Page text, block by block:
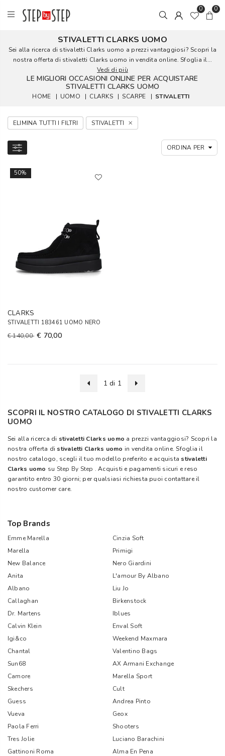
0 0
STIVALETTI CLARKS UOMO
Sei alla ricerca di stivaletti Clarks uomo a prezzi vantaggiosi? Scopri la
nostra offerta di stivaletti Clarks uomo in vendita online. Sfoglia il...
Vedi di più
LE MIGLIORI OCCASIONI ONLINE PER ACQUISTARE
STIVALETTI CLARKS UOMO
HOME | UOMO | CLARKS | SCARPE | STIVALETTI
ELIMINA TUTTI I FILTRI STIVALETTI
50%
CLARKS
STIVALETTI 183461 UOMO NERO
€ 140,00 € 70,00
1 di 1
SCOPRI IL NOSTRO CATALOGO DI STIVALETTI CLARKS
UOMO
Sei alla ricerca di stivaletti Clarks uomo a prezzi vantaggiosi? Scopri la
nostra offerta di stivaletti Clarks uomo in vendita online. Sfoglia il
nostro catalogo, scegli il tuo modello preferito e acquista stivaletti
Clarks uomo su Step By Step . Acquisti e pagamenti sicuri e reso
garantito entro 30 giorni; per qualsiasi richiesta puoi contattare il
nostro customer care.
Top Brands
Emme Marella
Cinzia Soft
Marella
Primigi
New Balance
Nero Giardini
Anita
L'amour By Albano
Albano
Liu Jo
Callaghan
Birkenstock
Dr. Martens
Iblues
Calvin Klein
Enval Soft
Igi&co
Weekend Maxmara
Chantal
Valentino Bags
Sun68
AX Armani Exchange
Camore
Marella Sport
Skechers
Cult
Guess
Andrea Pinto
Vueva
Geox
Paola Ferri
Shooters
Tres Jolie
Luciano Barachini
Gattinoni Roma
Alma En Pena